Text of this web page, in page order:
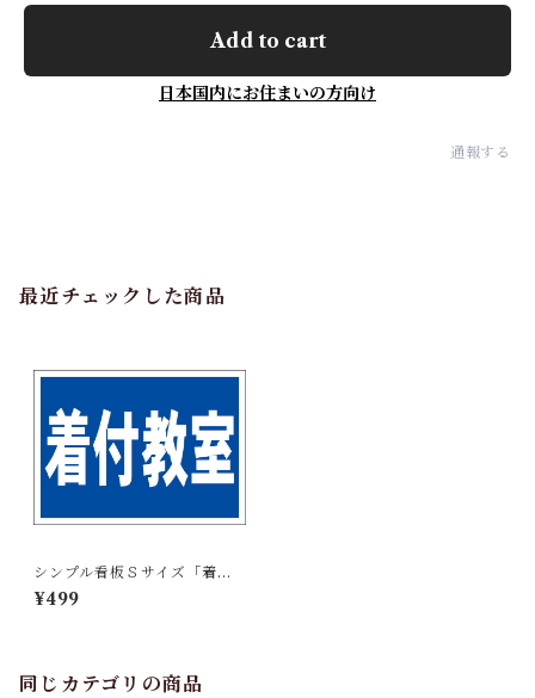
Add to cart
日本国内にお住まいの方向け
通報する
最近チェックした商品
シンプル看板Ｓサイズ「着付
教室（紺）」屋外可【スクー
ル・教室・塾】
¥499
同じカテゴリの商品